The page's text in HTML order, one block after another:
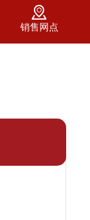
销售网点